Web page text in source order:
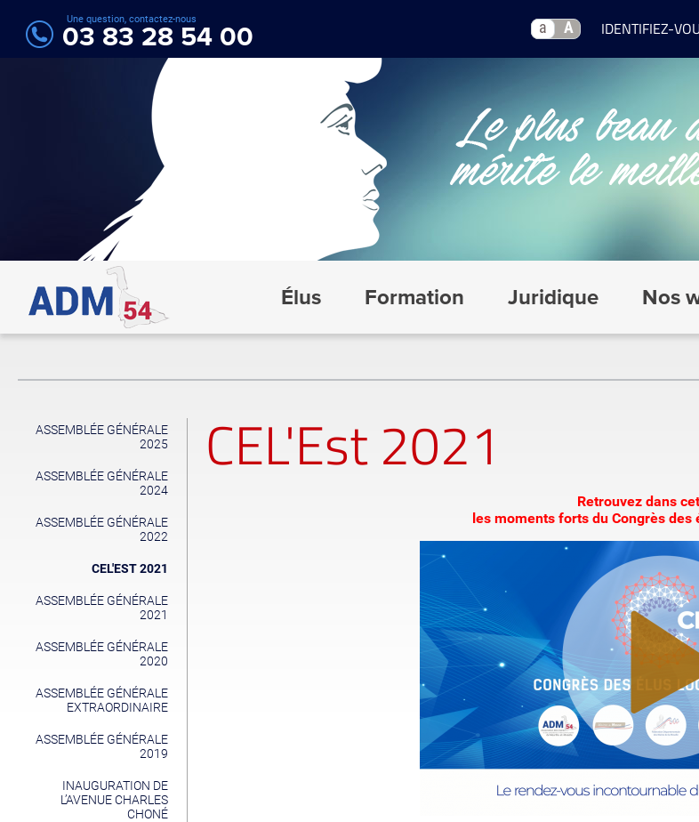
a A
Une question, contactez-nous
03 83 28 54 00
Élus Formation Juridique Nos
ASSEMBLÉE GÉNÉRALE
2025
ASSEMBLÉE GÉNÉRALE
2024
ASSEMBLÉE GÉNÉRALE
2022
CEL'EST 2021
ASSEMBLÉE GÉNÉRALE
2021
ASSEMBLÉE GÉNÉRALE
2020
ASSEMBLÉE GÉNÉRALE
EXTRAORDINAIRE
ASSEMBLÉE GÉNÉRALE
2019
INAUGURATION DE
L’AVENUE CHARLES
CHONÉ
CEL'Est 2021
Retrouvez dans
les moments forts du Congrès des